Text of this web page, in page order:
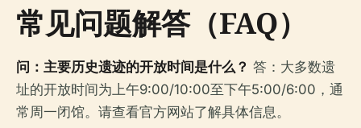
常见问题解答（FAQ）
问：主要历史遗迹的开放时间是什么？ 答：大多数遗
址的开放时间为上午9:00/10:00至下午5:00/6:00，通
常周一闭馆。请查看官方网站了解具体信息。